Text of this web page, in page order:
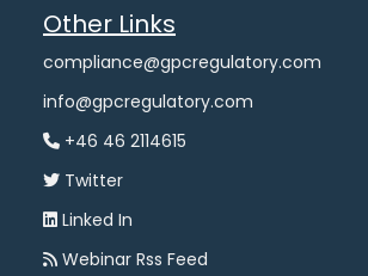
Other Links
compliance@gpcregulatory.com
info@gpcregulatory.com
+46 46 2114615
Twitter
Linked In
Webinar Rss Feed